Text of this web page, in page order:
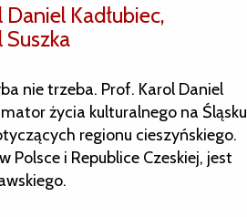
Kadłubiec,
nie trzeba. Prof. Karol Daniel
życia kulturalnego na Śląsku
regionu cieszyńskiego.
Polsce i Republice Czeskiej, jest